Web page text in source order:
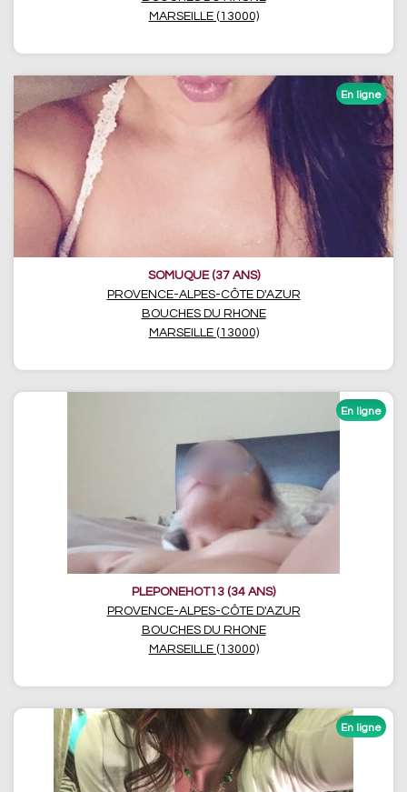
MARSEILLE (13000)
SOMUQUE (37 ANS)
PROVENCE-ALPES-CÔTE D'AZUR
BOUCHES DU RHONE
MARSEILLE (13000)
PLEPONEHOT13 (34 ANS)
PROVENCE-ALPES-CÔTE D'AZUR
BOUCHES DU RHONE
MARSEILLE (13000)